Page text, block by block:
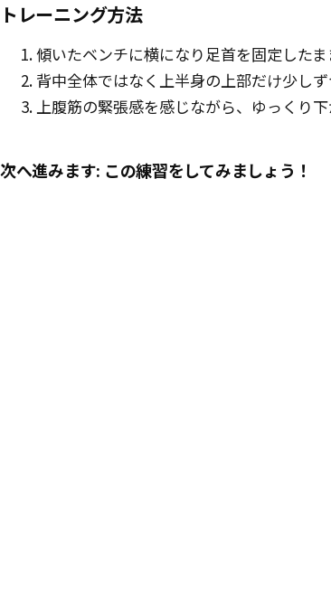
トレーニング方法
傾いたベンチに横になり足首を固定した
背中全体ではなく上半身の上部だけ少し
上腹筋の緊張感を感じながら、ゆっくり下
次へ進みます: この練習をしてみましょう！